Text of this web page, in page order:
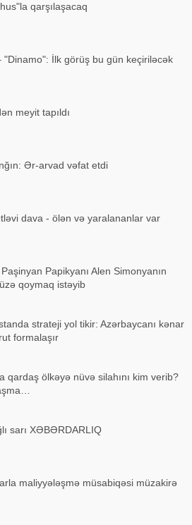
qarşılaşacaq
"Dinamo": İlk görüş bu gün keçiriləcək
meyit tapıldı
Ər-arvad vəfat etdi
dava - ölən və yaralananlar var
Papikyanı Alen Simonyanın
qoymaq istəyib
strateji yol tikir: Azərbaycanı kənar
formalaşır
qardaş ölkəyə nüvə silahını kim verib?
sarı XƏBƏRDARLIQ
maliyyələşmə müsabiqəsi müzakirə